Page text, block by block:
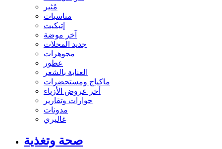
مُثير
مناسبات
إتيكيت
آخر موضة
جديد المحلات
مجوهرات
عطور
العناية بالشعر
ماكياج ومستحضرات
أخر عروض الأزياء
حوارات وتقارير
مدونات
غاليري
صحة وتغذية